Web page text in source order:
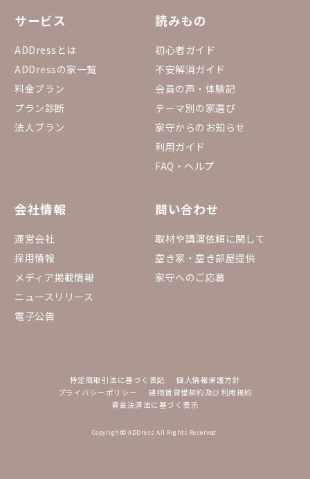
サービス
ADDressとは
ADDressの家一覧
料金プラン
プラン診断
法人プラン
読みもの
初心者ガイド
不安解消ガイド
会員の声・体験記
テーマ別の家選び
家守からのお知らせ
利用ガイド
FAQ・ヘルプ
会社情報
運営会社
採用情報
メディア掲載情報
ニュースリリース
電子公告
問い合わせ
取材や講演依頼に関して
空き家・空き部屋提供
家守へのご応募
特定商取引法に基づく表記
個人情報保護方針
プライバシーポリシー
建物賃貸借契約及び利用規約
資金決済法に基づく表示
Copyright© ADDress All Rights Reserved.